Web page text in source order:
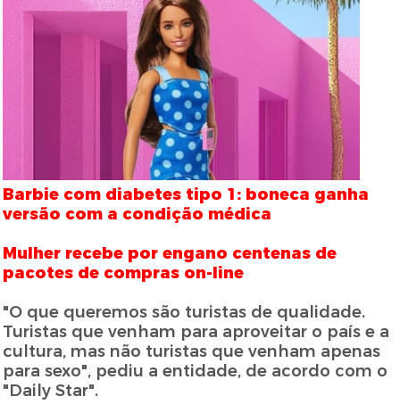
Barbie com diabetes tipo 1: boneca ganha
versão com a condição médica
Mulher recebe por engano centenas de
pacotes de compras on-line
"O que queremos são turistas de qualidade.
Turistas que venham para aproveitar o país e a
cultura, mas não turistas que venham apenas
para sexo", pediu a entidade, de acordo com o
"Daily Star".